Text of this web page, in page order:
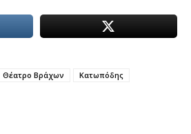
Θέατρο Βράχων
Κατωπόδης